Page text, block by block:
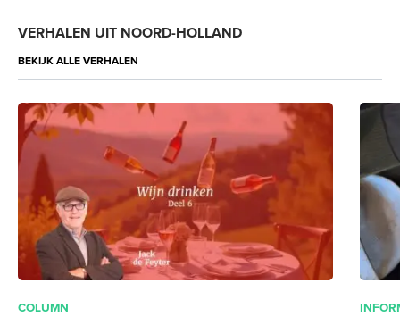
VERHALEN UIT NOORD-HOLLAND
BEKIJK ALLE VERHALEN
COLUMN